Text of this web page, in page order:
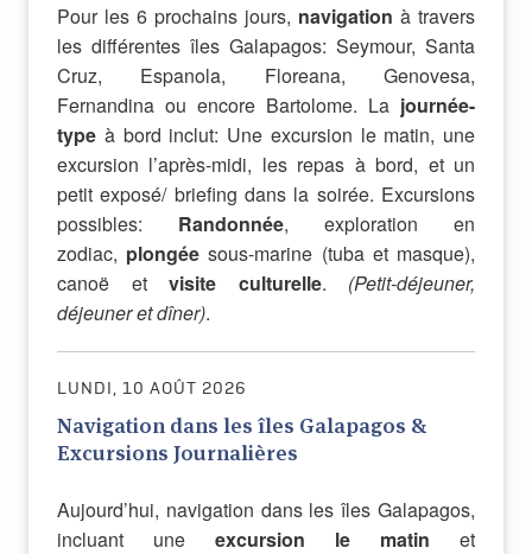
Pour les 6 prochains jours, navigation à travers
les différentes îles Galapagos: Seymour, Santa
Cruz, Espanola, Floreana, Genovesa,
Fernandina ou encore Bartolome. La journée-
type à bord inclut: Une excursion le matin, une
excursion l’après-midi, les repas à bord, et un
petit exposé/ briefing dans la soirée. Excursions
possibles: Randonnée, exploration en
zodiac, plongée sous-marine (tuba et masque),
canoë et visite culturelle. (Petit-déjeuner,
déjeuner et dîner).
LUNDI, 10 AOÛT 2026
Navigation dans les îles Galapagos &
Excursions Journalières
Aujourd’hui, navigation dans les îles Galapagos,
incluant une excursion le matin et